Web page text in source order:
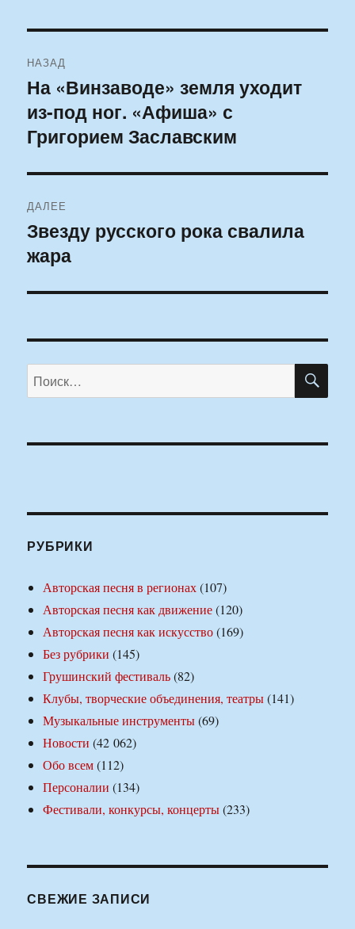
по
записям
НАЗАД
Предыдущая
запись:
На «Винзаводе» земля уходит
из-под ног. «Афиша» с
Григорием Заславским
ДАЛЕЕ
Следующая
запись:
Звезду русского рока свалила
жара
Искать:
РУБРИКИ
Авторская песня в регионах(107)
Авторская песня как движение(120)
Авторская песня как искусство(169)
Без рубрики (145)
Грушинский фестиваль(82)
Клубы, творческие объединения, театры(141)
Музыкальные инструменты(69)
Новости (42 062)
Обо всем(112)
Персоналии (134)
Фестивали, конкурсы, концерты(233)
СВЕЖИЕ ЗАПИСИ